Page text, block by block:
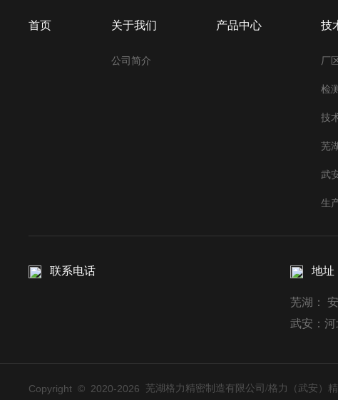
首页 关于我们
公司简介
产品中心 技
厂
检
技
芜
武
生
联系电话 地址
芜湖：
武安：
Copyright © 2020-2026 芜湖格力精密制造有限公司/格力（武安）